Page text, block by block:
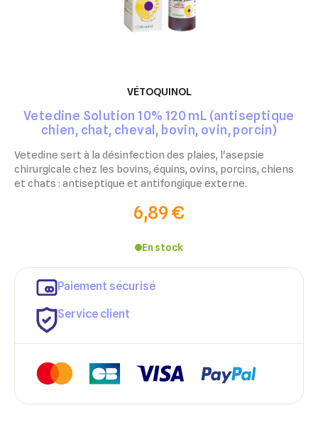
VÉTOQUINOL
Vetedine Solution 10% 120 mL (antiseptique
chien, chat, cheval, bovin, ovin, porcin)
Vetedine sert à la désinfection des plaies, l'asepsie
chirurgicale chez les bovins, équins, ovins, porcins, chiens
et chats : antiseptique et antifongique externe.
6,89 €
En stock
Paiement sécurisé
Service client